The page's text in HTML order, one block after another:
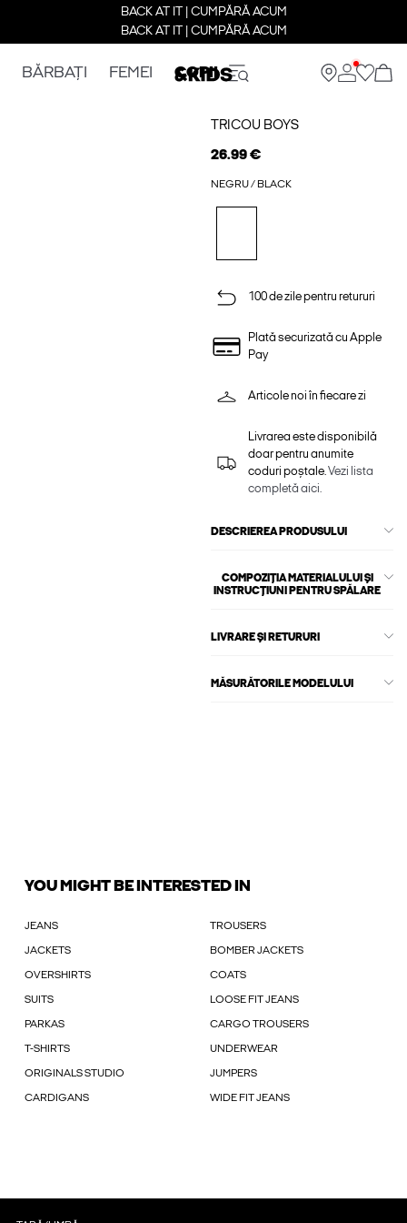
BACK AT IT | CUMPĂRĂ ACUM
BACK AT IT | CUMPĂRĂ ACUM
BĂRBAȚI FEMEI COPII
TRICOU BOYS
26.99 €
NEGRU / BLACK
100 de zile pentru retururi
Plată securizată cu Apple
Pay
Articole noi în fiecare zi
Livrarea este disponibilă
doar pentru anumite
coduri poștale.Vezi lista
completă aici.
DESCRIEREA PRODUSULUI
COMPOZIȚIA MATERIALULUI ȘI
INSTRUCȚIUNI PENTRU SPĂLARE
LIVRARE ȘI RETURURI
MĂSURĂTORILE MODELULUI
YOU MIGHT BE INTERESTED IN
JEANS TROUSERS
JACKETS BOMBER JACKETS
OVERSHIRTS COATS
SUITS LOOSE FIT JEANS
PARKAS CARGO TROUSERS
T-SHIRTS UNDERWEAR
ORIGINALS STUDIO JUMPERS
CARDIGANS WIDE FIT JEANS